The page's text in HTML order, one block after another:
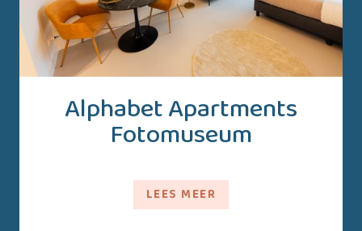
Alphabet Apartments
Fotomuseum
LEES MEER